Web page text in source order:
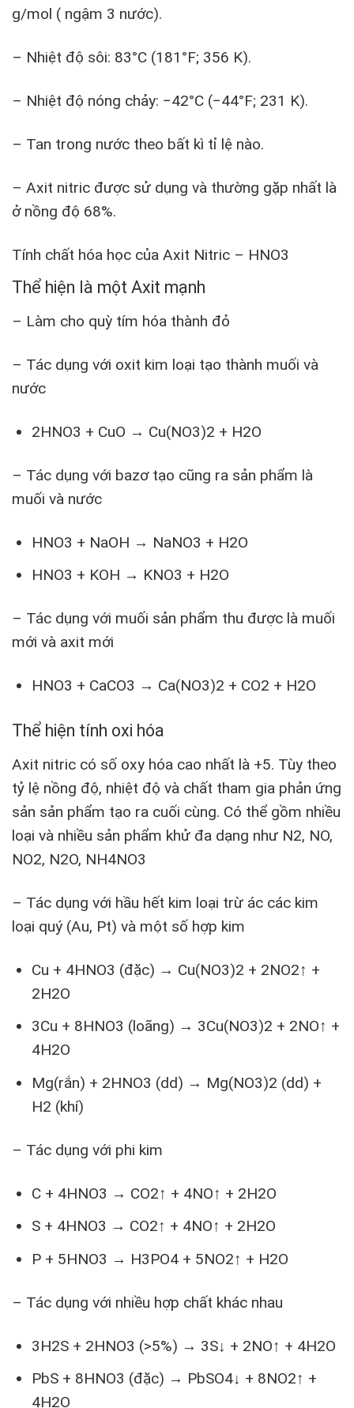
g/mol ( ngậm 3 nước).
– Nhiệt độ sôi: 83°C (181°F; 356 K).
– Nhiệt độ nóng chảy: −42°C (−44°F; 231 K).
– Tan trong nước theo bất kì tỉ lệ nào.
– Axit nitric được sử dụng và thường gặp nhất là
ở nồng độ 68%.
Tính chất hóa học của Axit Nitric – HNO3
Thể hiện là một Axit mạnh
– Làm cho quỳ tím hóa thành đỏ
– Tác dụng với oxit kim loại tạo thành muối và
nước
2HNO3 + CuO → Cu(NO3)2 + H2O
– Tác dụng với bazơ tạo cũng ra sản phẩm là
muối và nước
HNO3 + NaOH → NaNO3 + H2O
HNO3 + KOH → KNO3 + H2O
– Tác dụng với muối sản phẩm thu được là muối
mới và axit mới
HNO3 + CaCO3 → Ca(NO3)2 + CO2 + H2O
Thể hiện tính oxi hóa
Axit nitric có số oxy hóa cao nhất là +5. Tùy theo
tỷ lệ nồng độ, nhiệt độ và chất tham gia phản ứng
sản sản phẩm tạo ra cuối cùng. Có thể gồm nhiều
loại và nhiều sản phẩm khử đa dạng như N2, NO,
NO2, N2O, NH4NO3
– Tác dụng với hầu hết kim loại trừ ác các kim
loại quý (Au, Pt) và một số hợp kim
Cu + 4HNO3 (đặc) → Cu(NO3)2 + 2NO2↑ +
2H2O
3Cu + 8HNO3 (loãng) → 3Cu(NO3)2 + 2NO↑ +
4H2O
Mg(rắn) + 2HNO3 (dd) → Mg(NO3)2 (dd) +
H2 (khí)
– Tác dụng với phi kim
C + 4HNO3 → CO2↑ + 4NO↑ + 2H2O
S + 4HNO3 → CO2↑ + 4NO↑ + 2H2O
P + 5HNO3 → H3PO4 + 5NO2↑ + H2O
– Tác dụng với nhiều hợp chất khác nhau
3H2S + 2HNO3 (>5%) → 3S↓ + 2NO↑ + 4H2O
PbS + 8HNO3 (đặc) → PbSO4↓ + 8NO2↑ +
4H2O